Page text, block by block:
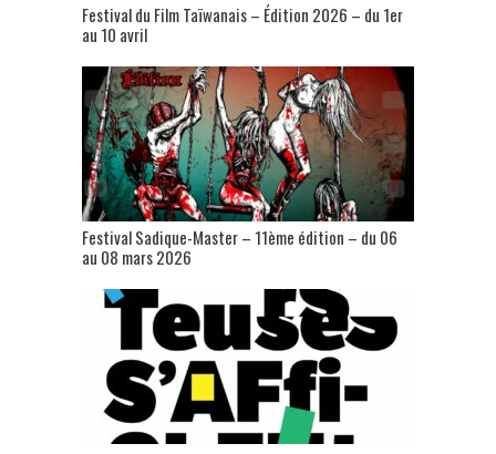
Festival du Film Taïwanais – Édition 2026 – du 1er
au 10 avril
Festival Sadique-Master – 11ème édition – du 06
au 08 mars 2026